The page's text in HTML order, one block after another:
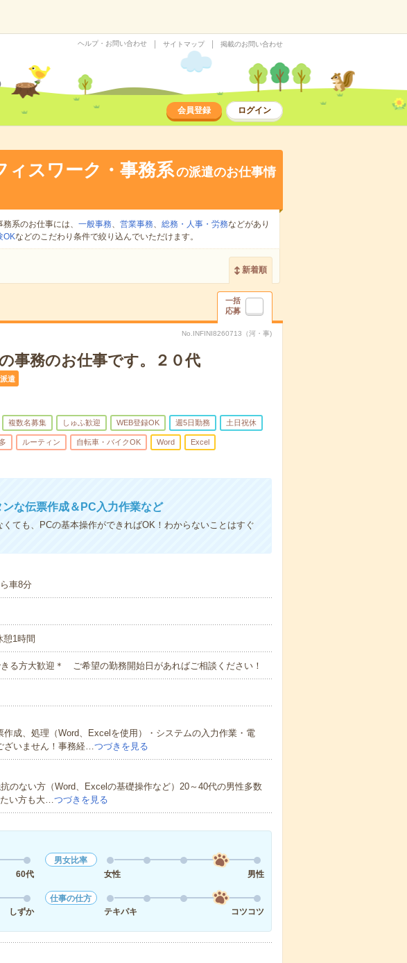
ヘルプ・お問い合わせ サイトマップ 掲載のお問い合わせ
会員登録 ログイン
ィスワーク・事務系の派遣のお仕事情
系のお仕事には、 一般事務、 営業事務、 総務・人事・労務などがあり
OKなどのこだわり条件で絞り込んでいただけます。
新着順
一括
応募
No.INFINI8260713（河・事)
事務のお仕事です。２０代
派遣
複数名募集 しゅふ歓迎 WEB登録OK 週5日勤務 土日祝休
ルーティン 自転車・バイクOK Word Excel
な伝票作成＆PC入力作業など
ても、PCの基本操作ができればOK！わからないことはすぐ
車8分
1時間
る方大歓迎＊ ご希望の勤務開始日があればご相談ください！
作成、処理（Word、Excelを使用）・システムの入力作業・電
ざいません！事務経…つづきを見る
のない方（Word、Excelの基礎操作など）20～40代の男性多数
い方も大…つづきを見る
60代
男女比率
女性
男性
しずか
仕事の仕方
テキパキ
コツコツ